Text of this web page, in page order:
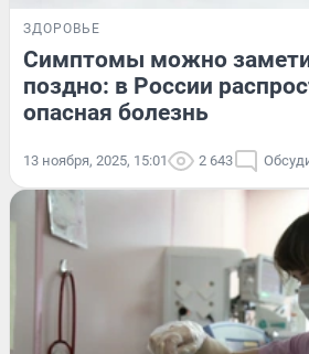
ЗДОРОВЬЕ
Симптомы можно
поздно: в России
опасная болезнь
13 ноября, 2025, 15:01 2 643